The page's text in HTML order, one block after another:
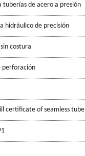
tuberías de acero a presión
hidráulico de precisión
costura
perforación
certificate of seamless tube